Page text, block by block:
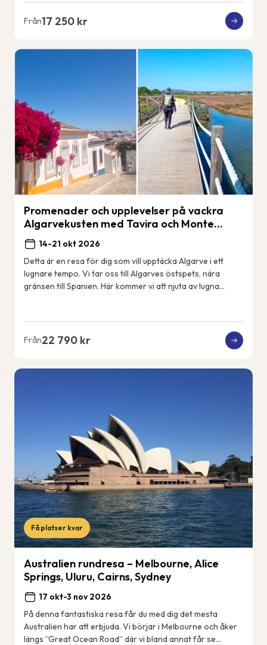
Från17 250 kr
Promenader och upplevelser på vackra
Algarvekusten med Tavira och Monte
Gordo.14-21 okt 2026
Detta är en resa för dig som vill upptäcka Algarve i ett
lugnare tempo. Vi tar oss till Algarves östspets, nära
gränsen till Spanien. Här kommer vi att njuta av lugna
Från22 790 kr
Få platser kvar
Australien rundresa – Melbourne, Alice
Springs, Uluru, Cairns, Sydney
17 okt-3 nov 2026
På denna fantastiska resa får du med dig det mesta
Australien har att erbjuda. Vi börjar i Melbourne och åker
längs ”Great Ocean Road” där vi bland annat får se